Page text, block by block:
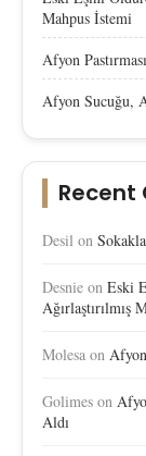
Mahpus İstemi
Afyon
Afyon Sucuğu,
Recent
Desil on
Desnie on Eski
Ağırlaştırılmış
Molesa on
Golimes on
Aldı